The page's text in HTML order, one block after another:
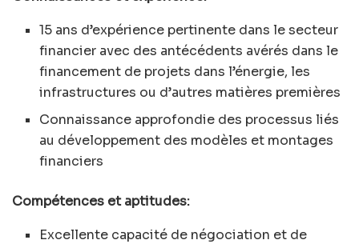
15 ans d’expérience pertinente dans le secteur
financier avec des antécédents avérés dans le
financement de projets dans l’énergie, les
infrastructures ou d’autres matières premières
Connaissance approfondie des processus liés
au développement des modèles et montages
financiers
Compétences et aptitudes:
Excellente capacité de négociation et de